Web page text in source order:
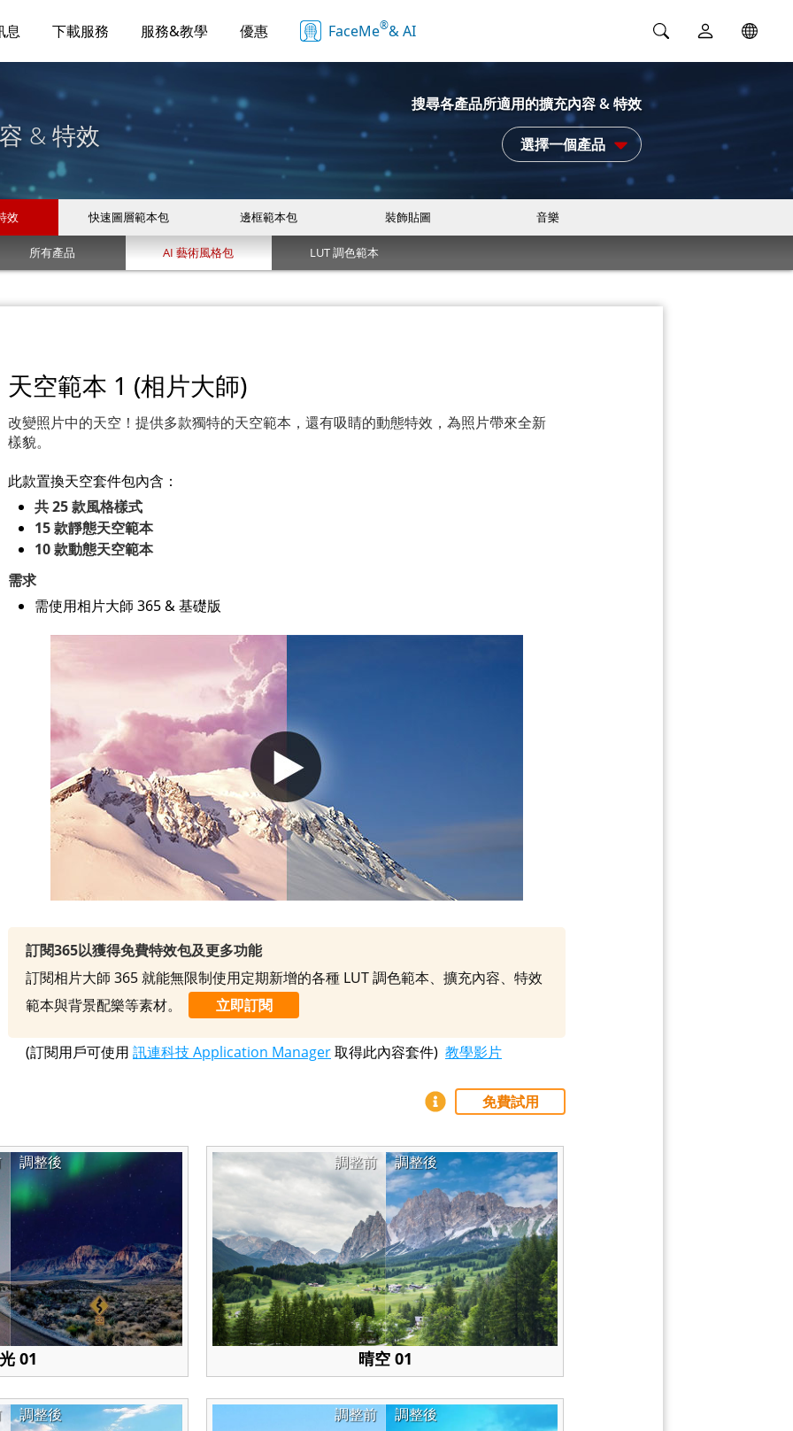
息 下載服務 服務&教學 優惠 FaceMe®& AI
& 特效
搜尋各產品所適用的擴充內容 & 特效
選擇一個產品
效 快速圖層範本包 邊框範本包 裝飾貼圖 音樂
所有產品 AI 藝術風格包 LUT 調色範本
天空範本 1 (相片大師)
改變照片中的天空！提供多款獨特的天空範本，還有吸睛的動態特效，為照片帶來全新
樣貌。
此款置換天空套件包內含：
共 25 款風格樣式
15 款靜態天空範本
10 款動態天空範本
需求
需使用相片大師 365 & 基礎版
訂閱365以獲得免費特效包及更多功能
訂閱相片大師 365 就能無限制使用定期新增的各種 LUT 調色範本、擴充內容、特效
範本與背景配樂等素材。
立即訂閱
(訂閱用戶可使用 訊連科技 Application Manager取得此內容套件) 教學影片
免費試用
調整後
01
調整後
調整前
晴空 01
調整後 調整後
調整前